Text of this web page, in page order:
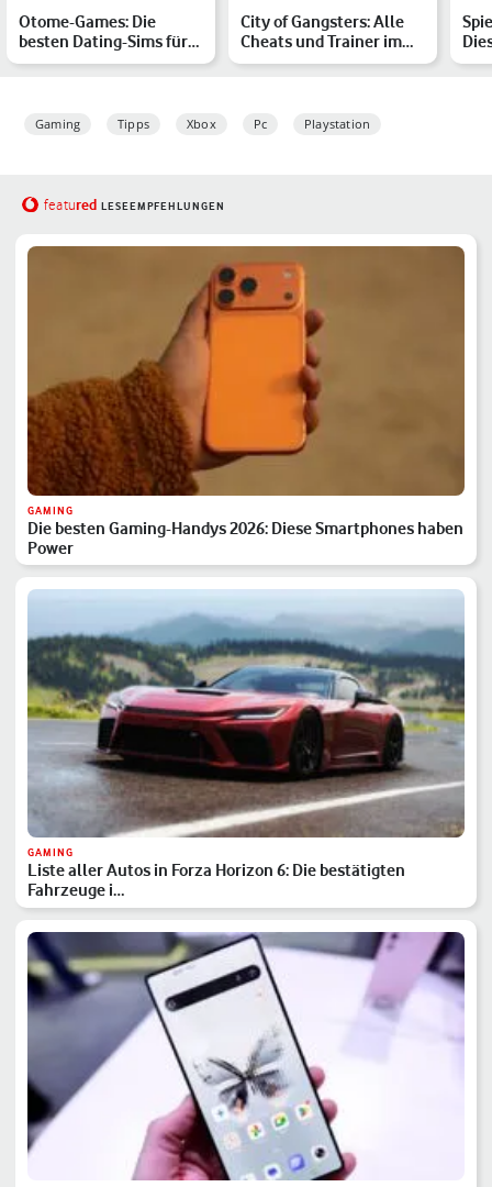
Otome-Games: Die
besten Dating-Sims für
PC, Android & Co.
City of Gangsters: Alle
Cheats und Trainer im
Überblick
Gaming Tipps Xbox Pc Playstation
featured LESEEMPFEHLUNGEN
GAMING
Die besten Gaming-Handys 2026: Diese Smartphones haben
Power
GAMING
Liste aller Autos in Forza Horizon 6: Die bestätigten
Fahrzeuge i…